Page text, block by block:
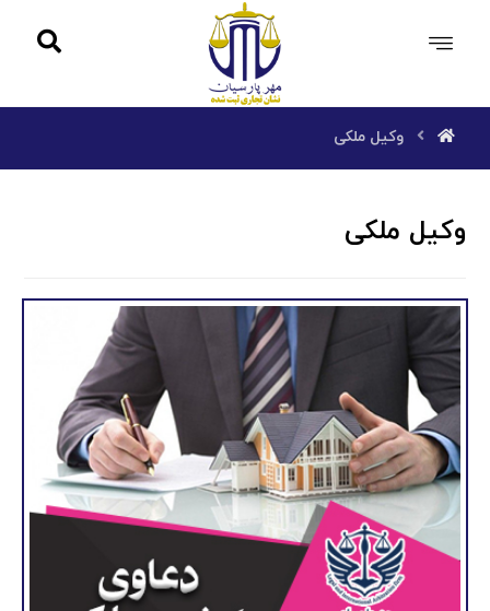
وکیل ملکی
وکیل ملکی